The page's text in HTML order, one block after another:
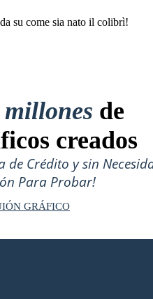
su come sia nato il colibrì!
millones de
creados
de Crédito y sin
Para Probar!
GRÁFICO